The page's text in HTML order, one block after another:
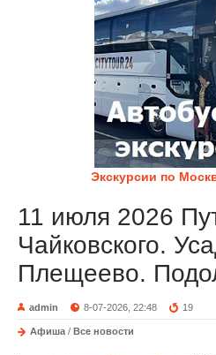
Экскурсии по
11 июля 2026
Чайковского.
Плещеево.
admin 8-07-2026, 22:48 19
Афиша / Все новости